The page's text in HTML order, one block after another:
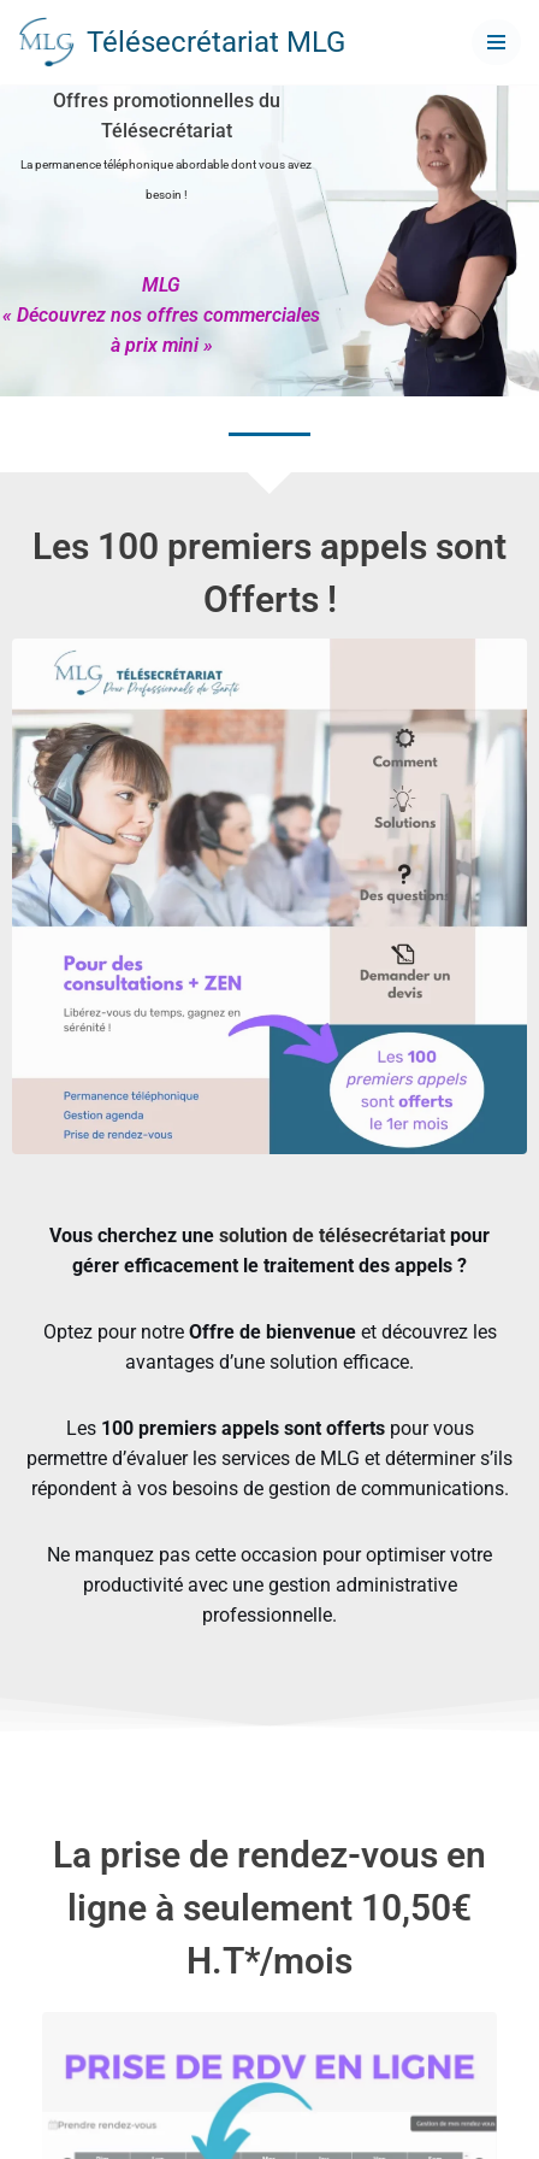
Aller
Télésecrétariat MLG
Offres promotionnelles du
Télésecrétariat
La permanence téléphonique abordable dont vous avez
besoin !
MLG
« Découvrez nos offres commerciales
à prix mini »
Les 100 premiers appels sont
Offerts !
Vous cherchez une solution de télésecrétariat pour
gérer efficacement le traitement des appels ?
Optez pour notre Offre de bienvenueet découvrez les
avantages d’une solution efficace.
Les 100 premiers appels sont offertspour vous
permettre d’évaluer les services de MLG et déterminer s’ils
répondent à vos besoins de gestion de communications.
Ne manquez pas cette occasion pour optimiser votre
productivité avec une gestion administrative
professionnelle.
La prise de rendez-vous en
ligne à seulement 10,50€
H.T*/mois